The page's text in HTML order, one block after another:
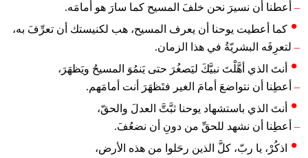
– أعطنا أن نسيرَ نحن خلفَ المسيح كما سارَ هو أمامَه.
كما أعطيت يوحنا أن يعرف المسيح، هب لكنيستك أن تعرِّفَ به،
– لتعرِفَه البشريّةُ في هذا الزمان.
أنتَ الذي أهَّلْتَ نبيَّكَ ليَصغُرَ حتى يَنمُوَ المسيحُ ويَظهَرَ،
– أعطِنا أن نتواضعَ أمامَ الغير فتَظهَرَ أنت أمامَهم.
أنتَ الذي باستشهاد يوحنا ثبَّتَّ العدلَ والحقّ،
– أعطِنا أن نشهد للحقِّ من دونِ أن نضعُفَ.
اذكُرْ، يا ربّ، كلَّ الذين رحَلوا من هذه الأرض،